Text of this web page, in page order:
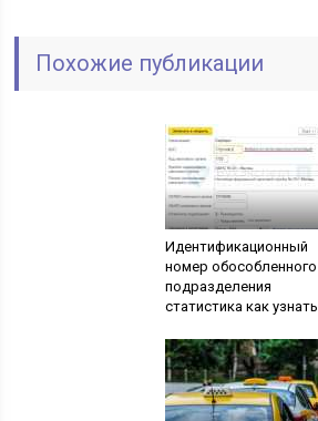
Похожие публикации
Идентификационный
номер обособленного
подразделения
статистика как узнать